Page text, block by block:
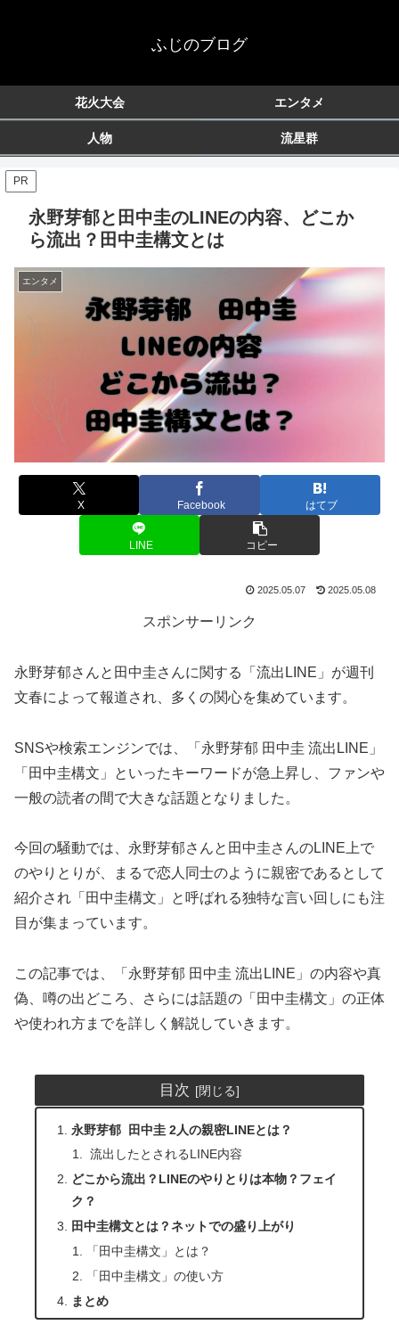
ふじのブログ
花火大会 エンタメ
人物 流星群
PR
永野芽郁と田中圭のLINEの内容、どこか
ら流出？田中圭構文とは
エンタメ
X Facebook はてブ
LINE コピー
2025.05.07 2025.05.08
スポンサーリンク
永野芽郁さんと田中圭さんに関する「流出LINE」が週刊
文春によって報道され、多くの関心を集めています。
SNSや検索エンジンでは、「永野芽郁 田中圭 流出LINE」
「田中圭構文」といったキーワードが急上昇し、ファンや
一般の読者の間で大きな話題となりました。
今回の騒動では、永野芽郁さんと田中圭さんのLINE上で
のやりとりが、まるで恋人同士のように親密であるとして
紹介され「田中圭構文」と呼ばれる独特な言い回しにも注
目が集まっています。
この記事では、「永野芽郁 田中圭 流出LINE」の内容や真
偽、噂の出どころ、さらには話題の「田中圭構文」の正体
や使われ方までを詳しく解説していきます。
目次
永野芽郁 田中圭 2人の親密LINEとは？
流出したとされるLINE内容
どこから流出？LINEのやりとりは本物？フェイ
ク？
田中圭構文とは？ネットでの盛り上がり
「田中圭構文」とは？
「田中圭構文」の使い方
まとめ